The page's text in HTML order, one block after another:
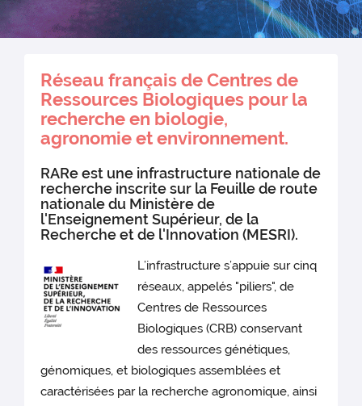
Réseau français de Centres de
Ressources Biologiques pour la
recherche en biologie,
agronomie et environnement.
RARe est une infrastructure nationale de
recherche inscrite sur la Feuille de route
nationale du Ministère de
l'Enseignement Supérieur, de la
Recherche et de l'Innovation (MESRI).
L’infrastructure s’appuie sur cinq
réseaux, appelés "piliers", de
Centres de Ressources
Biologiques (CRB) conservant
des ressources génétiques,
génomiques, et biologiques assemblées et
caractérisées par la recherche agronomique, ainsi